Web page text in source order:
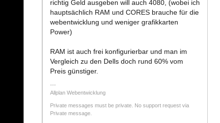
richtig Geld ausgeben will auch 4080, (wobei ich
hauptsächlich RAM und CORES brauche für die
webentwicklung und weniger grafikkarten
Power)
RAM ist auch frei konfigurierbar und man im
Vergleich zu den Dells doch rund 60% vom
Preis günstiger.
Allplan Webentwicklung
Private messages must be private. No support request via
Private message.